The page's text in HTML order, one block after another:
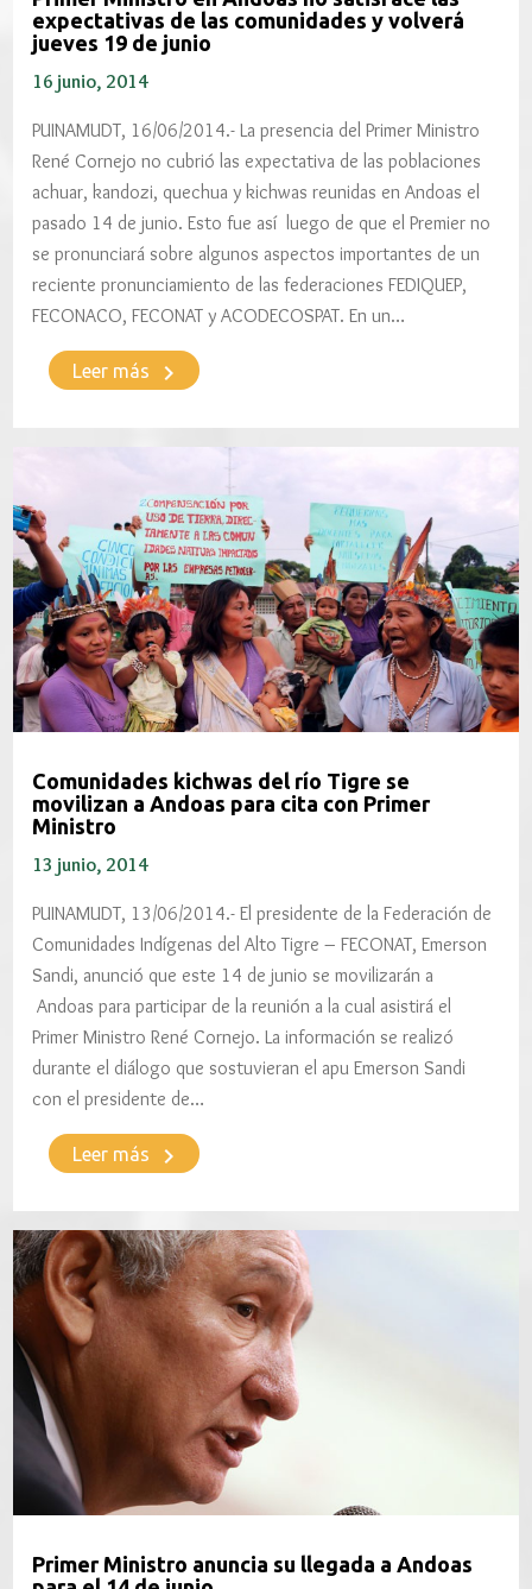
expectativas de las comunidades y volverá
jueves 19 de junio
16 junio, 2014
PUINAMUDT, 16/06/2014.- La presencia del Primer Ministro
René Cornejo no cubrió las expectativa de las poblaciones
achuar, kandozi, quechua y kichwas reunidas en Andoas el
pasado 14 de junio. Esto fue así luego de que el Premier no
se pronunciará sobre algunos aspectos importantes de un
reciente pronunciamiento de las federaciones FEDIQUEP,
FECONACO, FECONAT y ACODECOSPAT. En un…
Leer más keyboard_arrow_right
Comunidades kichwas del río Tigre se
movilizan a Andoas para cita con Primer
Ministro
13 junio, 2014
PUINAMUDT, 13/06/2014.- El presidente de la Federación de
Comunidades Indígenas del Alto Tigre – FECONAT, Emerson
Sandi, anunció que este 14 de junio se movilizarán a
Andoas para participar de la reunión a la cual asistirá el
Primer Ministro René Cornejo. La información se realizó
durante el diálogo que sostuvieran el apu Emerson Sandi
con el presidente de…
Leer más keyboard_arrow_right
Primer Ministro anuncia su llegada a Andoas